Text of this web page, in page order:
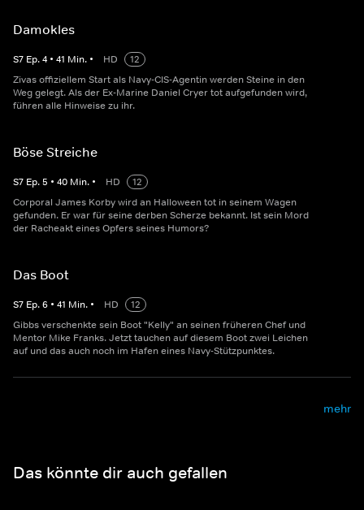
Damokles
S7 Ep.4 • 41 Min. • HD
12
Zivas offiziellem Start als Navy-CIS-Agentin werden Steine in den
Weg gelegt. Als der Ex-Marine Daniel Cryer tot aufgefunden wird,
führen alle Hinweise zu ihr.
Böse Streiche
S7 Ep.5 • 40 Min. • HD
12
Corporal James Korby wird an Halloween tot in seinem Wagen
gefunden. Er war für seine derben Scherze bekannt. Ist sein Mord
der Racheakt eines Opfers seines Humors?
Das Boot
S7 Ep.6 • 41 Min. • HD
12
Gibbs verschenkte sein Boot "Kelly" an seinen früheren Chef und
Mentor Mike Franks. Jetzt tauchen auf diesem Boot zwei Leichen
auf und das auch noch im Hafen eines Navy-Stützpunktes.
mehr
Das könnte dir auch gefallen